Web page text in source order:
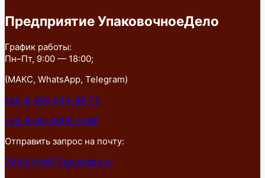
Предприятие УпаковочноеДело
График работы:
Пн–Пт, 9:00 — 18:00;
(МАКС, WhatsApp, Telegram)
тел: 8-918-544-99-75
тел: 8-951-839-71-89
Отправить запрос на почту:
79185449975@yandex.ru